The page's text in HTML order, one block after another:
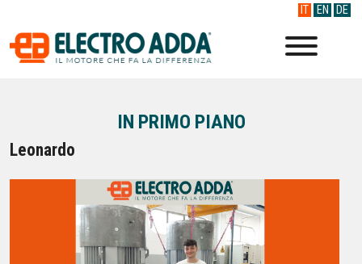
IT EN DE
IN PRIMO PIANO
Leonardo